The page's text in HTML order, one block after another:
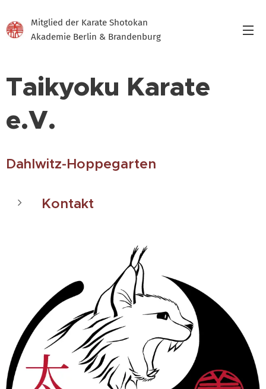
Mitglied der Karate Shotokan
Akademie Berlin & Brandenburg
Taikyoku Karate
e.V.
Dahlwitz-Hoppegarten
Kontakt